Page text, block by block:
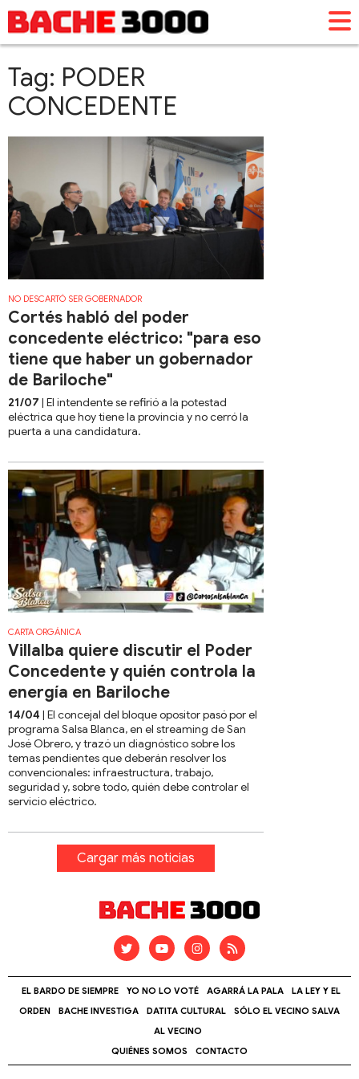
Tag: PODER
CONCEDENTE
NO DESCARTÓ SER GOBERNADOR
Cortés habló del poder
concedente eléctrico: "para eso
tiene que haber un gobernador
de Bariloche"
21/07 | El intendente se refirió a la potestad
eléctrica que hoy tiene la provincia y no cerró la
puerta a una candidatura.
CARTA ORGÁNICA
Villalba quiere discutir el Poder
Concedente y quién controla la
energía en Bariloche
14/04 | El concejal del bloque opositor pasó por el
programa Salsa Blanca, en el streaming de San
José Obrero, y trazó un diagnóstico sobre los
temas pendientes que deberán resolver los
convencionales: infraestructura, trabajo,
seguridad y, sobre todo, quién debe controlar el
servicio eléctrico.
Cargar más noticias
EL BARDO DE SIEMPRE YO NO LO VOTÉ AGARRÁ LA PALA
LA LEY Y EL
ORDEN
BACHE INVESTIGA DATITA CULTURAL
SÓLO EL VECINO SALVA
AL VECINO
QUIÉNES SOMOS
CONTACTO